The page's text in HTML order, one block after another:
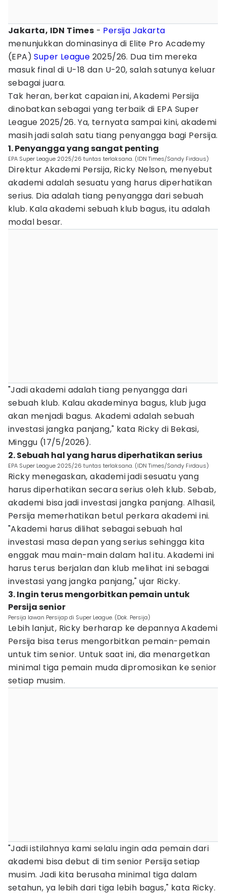
Jakarta, IDN Times - Persija Jakarta
menunjukkan dominasinya di Elite Pro Academy
(EPA)Super League 2025/26. Dua tim mereka
masuk final di U-18 dan U-20, salah satunya keluar
sebagai juara.
Tak heran, berkat capaian ini, Akademi Persija
dinobatkan sebagai yang terbaik di EPA Super
League 2025/26. Ya, ternyata sampai kini, akademi
masih jadi salah satu tiang penyangga bagi Persija.
1. Penyangga yang sangat penting
EPA Super League 2025/26 tuntas terlaksana. (IDN Times/Sandy Firdaus)
Direktur Akademi Persija, Ricky Nelson, menyebut
akademi adalah sesuatu yang harus diperhatikan
serius. Dia adalah tiang penyangga dari sebuah
klub. Kala akademi sebuah klub bagus, itu adalah
modal besar.
"Jadi akademi adalah tiang penyangga dari
sebuah klub. Kalau akademinya bagus, klub juga
akan menjadi bagus. Akademi adalah sebuah
investasi jangka panjang," kata Ricky di Bekasi,
Minggu (17/5/2026).
2. Sebuah hal yang harus diperhatikan serius
EPA Super League 2025/26 tuntas terlaksana. (IDN Times/Sandy Firdaus)
Ricky menegaskan, akademi jadi sesuatu yang
harus diperhatikan secara serius oleh klub. Sebab,
akademi bisa jadi investasi jangka panjang. Alhasil,
Persija memerhatikan betul perkara akademi ini.
"Akademi harus dilihat sebagai sebuah hal
investasi masa depan yang serius sehingga kita
enggak mau main-main dalam hal itu. Akademi ini
harus terus berjalan dan klub melihat ini sebagai
investasi yang jangka panjang," ujar Ricky.
3. Ingin terus mengorbitkan pemain untuk
Persija senior
Persija lawan Persijap di Super League. (Dok. Persija)
Lebih lanjut, Ricky berharap ke depannya Akademi
Persija bisa terus mengorbitkan pemain-pemain
untuk tim senior. Untuk saat ini, dia menargetkan
minimal tiga pemain muda dipromosikan ke senior
setiap musim.
"Jadi istilahnya kami selalu ingin ada pemain dari
akademi bisa debut di tim senior Persija setiap
musim. Jadi kita berusaha minimal tiga dalam
setahun, ya lebih dari tiga lebih bagus," kata Ricky.